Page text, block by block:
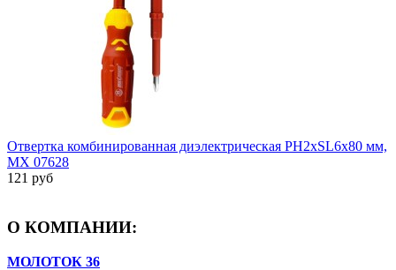
Отвертка комбинированная диэлектрическая PH2xSL6x80 мм,
MX 07628
121 руб
О КОМПАНИИ:
МОЛОТОК 36